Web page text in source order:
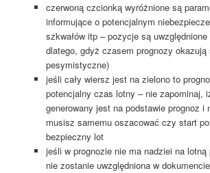
czerwoną czcionką wyróżnione są
informujące o potencjalnym
szkwałów itp – pozycje są
dlatego, gdyż czasem prognozy
pesymistyczne)
jeśli cały wiersz jest na zielono to
potencjalny czas lotny – nie zapominaj,
generowany jest na podstawie prognoz i
musisz samemu oszacować czy start
bezpieczny lot
jeśli w prognozie nie ma nadziei na
nie zostanie uwzględniona w dokumencie